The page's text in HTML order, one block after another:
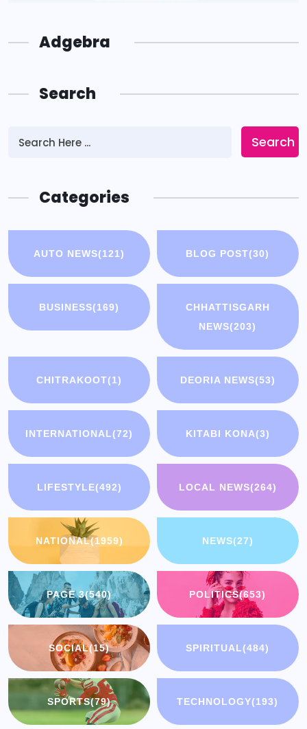
Adgebra
Search
Search
Categories
AUTO NEWS(121) BLOG POST(30)
BUSINESS(169)
CHHATTISGARH
NEWS(203)
CHITRAKOOT(1) DEORIA NEWS(53)
INTERNATIONAL(72) KITABI KONA(3)
LIFESTYLE(492) LOCAL NEWS(264)
NATIONAL(1959) NEWS(27)
PAGE 3(540) POLITICS(653)
SOCIAL(15) SPIRITUAL(484)
SPORTS(79) TECHNOLOGY(193)